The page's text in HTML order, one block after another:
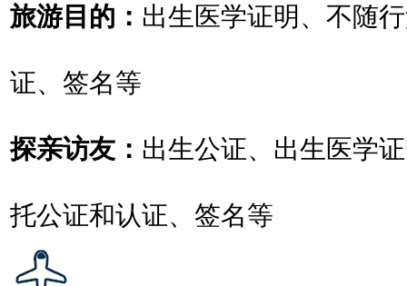
旅游目的： 出生医学证明、不随
证、签名等
探亲访友： 出生公证、出生医学
托公证和认证、签名等